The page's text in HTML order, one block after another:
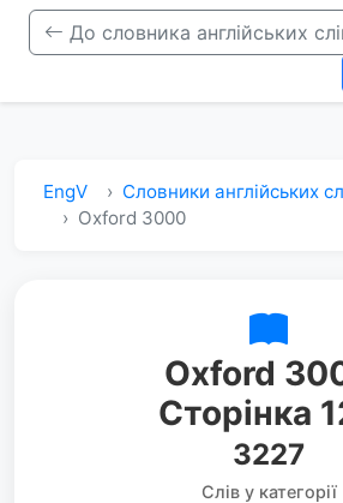
До словника англійських
EngV
Словники англійських
Oxford 3000
Oxford
Сторінка
3227
Слів у категорії